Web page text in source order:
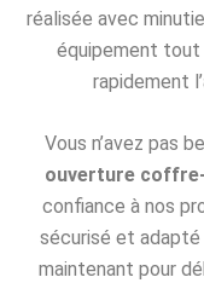
réalisée avec
équipement
rapidement
Vous n’avez pas
ouverture
confiance à nos
sécurisé et
maintenant pour